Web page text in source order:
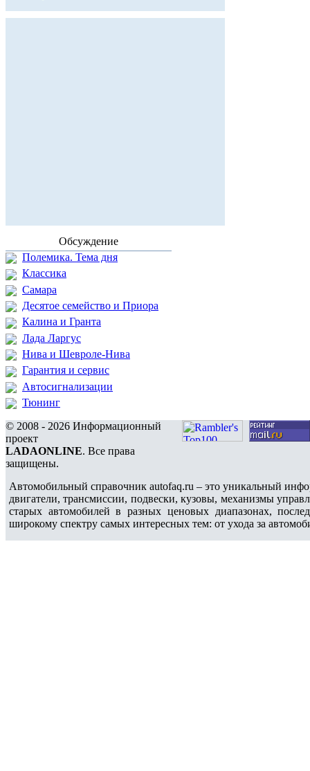
Обсуждение
Полемика. Тема дня
Классика
Самара
Десятое семейство и Приора
Калина и Гранта
Лада Ларгус
Нива и Шевроле-Нива
Гарантия и сервис
Автосигнализации
Тюнинг
© 2008 - 2026 Информационный
проект
LADAONLINE. Все права
защищены.
Автомобильный справочник autofaq.ru – это уникальный
двигатели, трансмиссии, подвески, кузовы, механизмы
старых автомобилей в разных ценовых диапазонах,
широкому спектру самых интересных тем: от ухода за